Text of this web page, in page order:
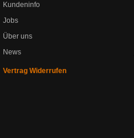
Kundeninfo
Jobs
Über uns
News
Vertrag Widerrufen